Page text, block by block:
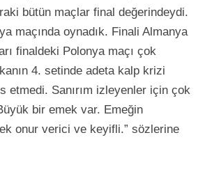
bütün maçlar final değerindeydi.
maçında oynadık. Finali Almanya
finaldeki Polonya maçı çok
4. setinde adeta kalp krizi
etmedi. Sanırım izleyenler için çok
bir emek var. Emeğin
onur verici ve keyifli.” sözlerine